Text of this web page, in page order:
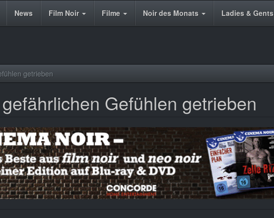
News Film Noir Filme Noir des Monats Ladies & Gents
getrieben
Gefühlen getrieben